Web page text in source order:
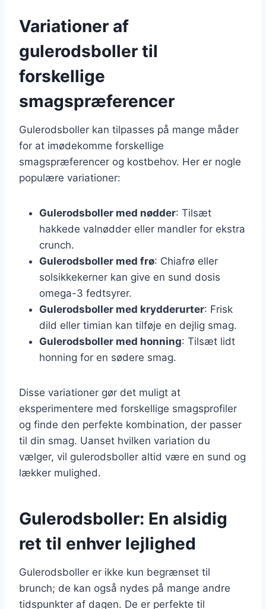
Variationer af
gulerodsboller til
forskellige
smagspræferencer
Gulerodsboller kan tilpasses på mange måder
for at imødekomme forskellige
smagspræferencer og kostbehov. Her er nogle
populære variationer:
Gulerodsboller med nødder: Tilsæt
hakkede valnødder eller mandler for ekstra
crunch.
Gulerodsboller med frø: Chiafrø eller
solsikkekerner kan give en sund dosis
omega-3 fedtsyrer.
Gulerodsboller med krydderurter: Frisk
dild eller timian kan tilføje en dejlig smag.
Gulerodsboller med honning: Tilsæt lidt
honning for en sødere smag.
Disse variationer gør det muligt at
eksperimentere med forskellige smagsprofiler
og finde den perfekte kombination, der passer
til din smag. Uanset hvilken variation du
vælger, vil gulerodsboller altid være en sund og
lækker mulighed.
Gulerodsboller: En alsidig
ret til enhver lejlighed
Gulerodsboller er ikke kun begrænset til
brunch; de kan også nydes på mange andre
tidspunkter af dagen. De er perfekte til